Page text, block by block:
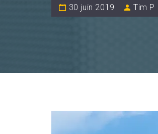
30 juin 2019 Tim P